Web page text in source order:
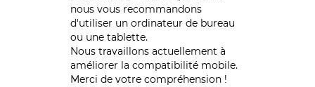
nous vous recommandons
d'utiliser un ordinateur de bureau
ou une tablette.
Nous travaillons actuellement à
améliorer la compatibilité mobile.
Merci de votre compréhension !